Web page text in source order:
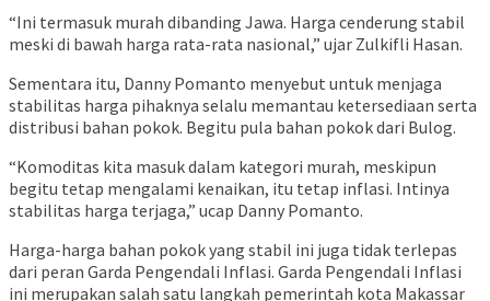
“Ini termasuk murah dibanding Jawa. Harga cenderung stabil
meski di bawah harga rata-rata nasional,” ujar Zulkifli Hasan.
Sementara itu, Danny Pomanto menyebut untuk menjaga
stabilitas harga pihaknya selalu memantau ketersediaan serta
distribusi bahan pokok. Begitu pula bahan pokok dari Bulog.
“Komoditas kita masuk dalam kategori murah, meskipun
begitu tetap mengalami kenaikan, itu tetap inflasi. Intinya
stabilitas harga terjaga,” ucap Danny Pomanto.
Harga-harga bahan pokok yang stabil ini juga tidak terlepas
dari peran Garda Pengendali Inflasi. Garda Pengendali Inflasi
ini merupakan salah satu langkah pemerintah kota Makassar